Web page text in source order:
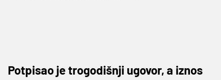
Potpisao je trogodišnji ugovor, a iznos